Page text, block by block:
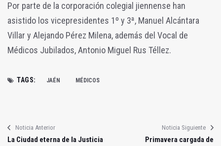
Por parte de la corporación colegial jiennense han
asistido los vicepresidentes 1º y 3ª, Manuel Alcántara
Villar y Alejando Pérez Milena, además del Vocal de
Médicos Jubilados, Antonio Miguel Rus Téllez.
TAGS: JAÉN MÉDICOS
Noticia Anterior
La Ciudad eterna de la Justicia
Noticia Siguiente
Primavera cargada de